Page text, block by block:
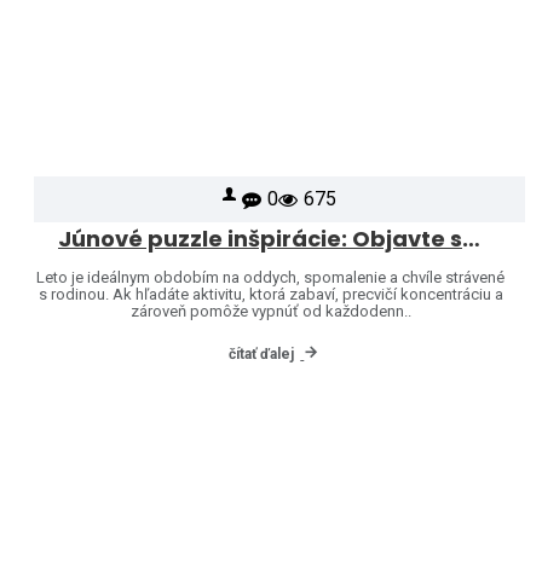
0 675
Júnové puzzle inšpirácie: Objavte svet značiek Heye a Jumbo
Leto je ideálnym obdobím na oddych, spomalenie a chvíle strávené
s rodinou. Ak hľadáte aktivitu, ktorá zabaví, precvičí koncentráciu a
zároveň pomôže vypnúť od každodenn..
čítať ďalej